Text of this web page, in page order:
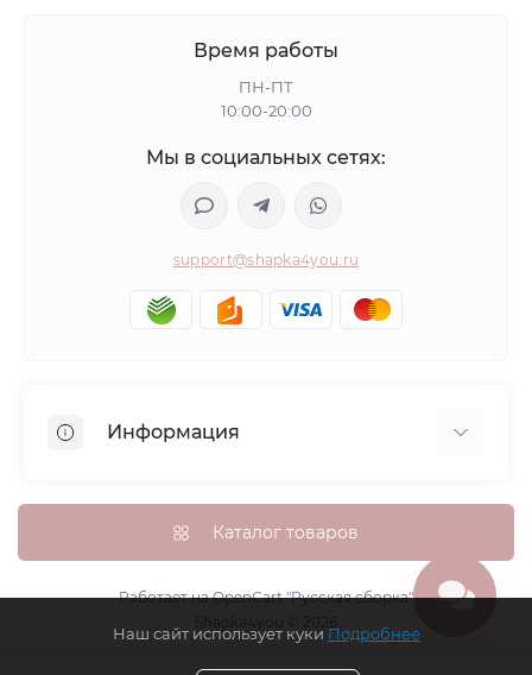
Время работы
ПН-ПТ
10:00-20:00
Мы в социальных сетях:
support@shapka4you.ru
Информация
Доставка, оплата и бонусные баллы
Гарантия возврата
Политика конфиденциальности
Контакты
Каталог товаров
Работает наOpenCart "Русская сборка"
Наш сайт использует куки Подробнее